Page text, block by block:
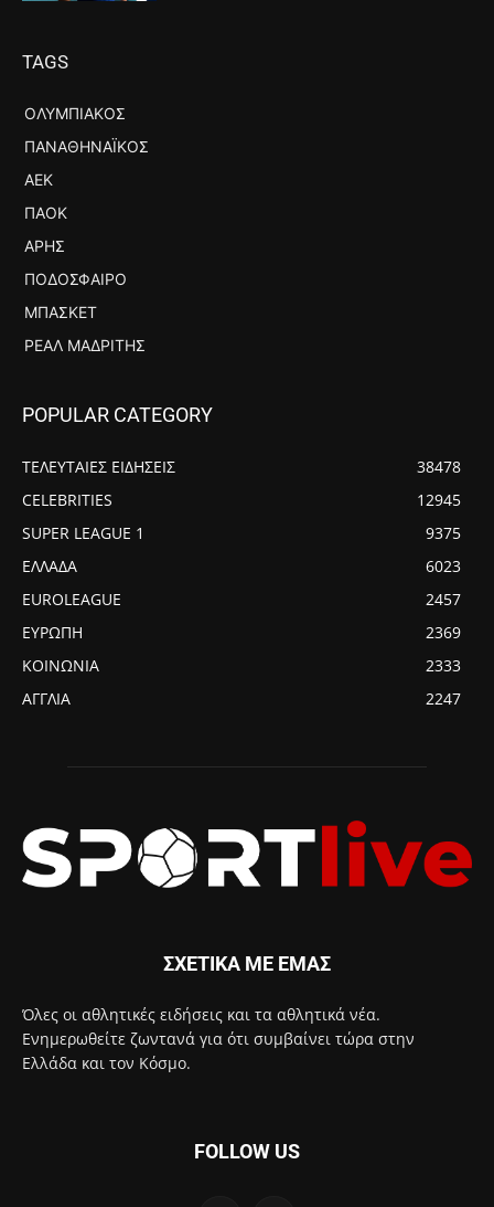
TAGS
ΟΛΥΜΠΙΑΚΌΣ
ΠΑΝΑΘΗΝΑΪΚΌΣ
ΑΕΚ
ΠΑΟΚ
ΆΡΗΣ
ΠΟΔΌΣΦΑΙΡΟ
ΜΠΆΣΚΕΤ
ΡΕΆΛ ΜΑΔΡΊΤΗΣ
POPULAR CATEGORY
ΤΕΛΕΥΤΑΙΕΣ ΕΙΔΗΣΕΙΣ
38478
CELEBRITIES
12945
SUPER LEAGUE 1
9375
ΕΛΛΑΔΑ
6023
EUROLEAGUE
2457
ΕΥΡΩΠΗ
2369
ΚΟΙΝΩΝΙΑ
2333
ΑΓΓΛΙΑ
2247
ΣΧΕΤΙΚΑ ΜΕ ΕΜΑΣ
Όλες οι αθλητικές ειδήσεις και τα αθλητικά νέα.
Ενημερωθείτε ζωντανά για ότι συμβαίνει τώρα στην
Ελλάδα και τον Κόσμο.
FOLLOW US